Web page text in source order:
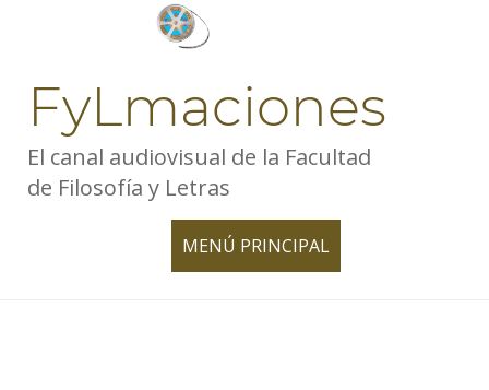
FyLmaciones
El canal audiovisual de la Facultad
de Filosofía y Letras
MENÚ PRINCIPAL
TOGGLE